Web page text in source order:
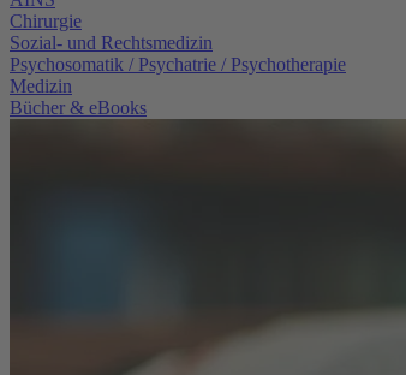
Chirurgie
Sozial- und Rechtsmedizin
Psychosomatik / Psychatrie / Psychotherapie
Medizin
Bücher & eBooks